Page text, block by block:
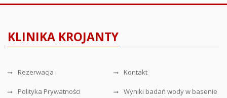
KLINIKA KROJANTY
Rezerwacja Kontakt
Polityka Prywatności Wyniki badań wody w basenie